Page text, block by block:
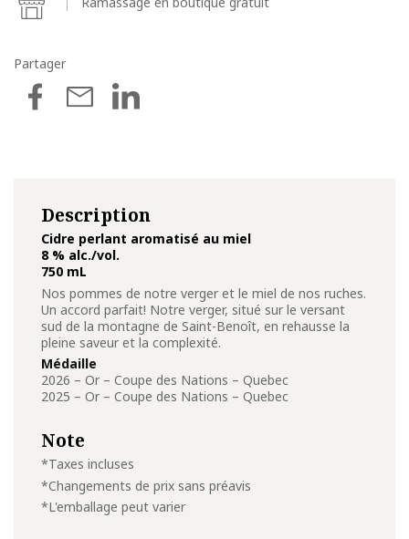
Partager
Description
Cidre perlant aromatisé au miel
8 % alc./vol.
750 mL
Nos pommes de notre verger et le miel de nos ruches.
Un accord parfait! Notre verger, situé sur le versant
sud de la montagne de Saint-Benoît, en rehausse la
pleine saveur et la complexité.
Médaille
2026 – Or – Coupe des Nations – Quebec
2025 – Or – Coupe des Nations – Quebec
Note
*Taxes incluses
*Changements de prix sans préavis
*L'emballage peut varier